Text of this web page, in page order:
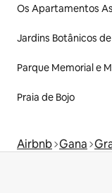
Os Apartamentos
Jardins Botânicos
Praia de Bojo
Airbnb Gana